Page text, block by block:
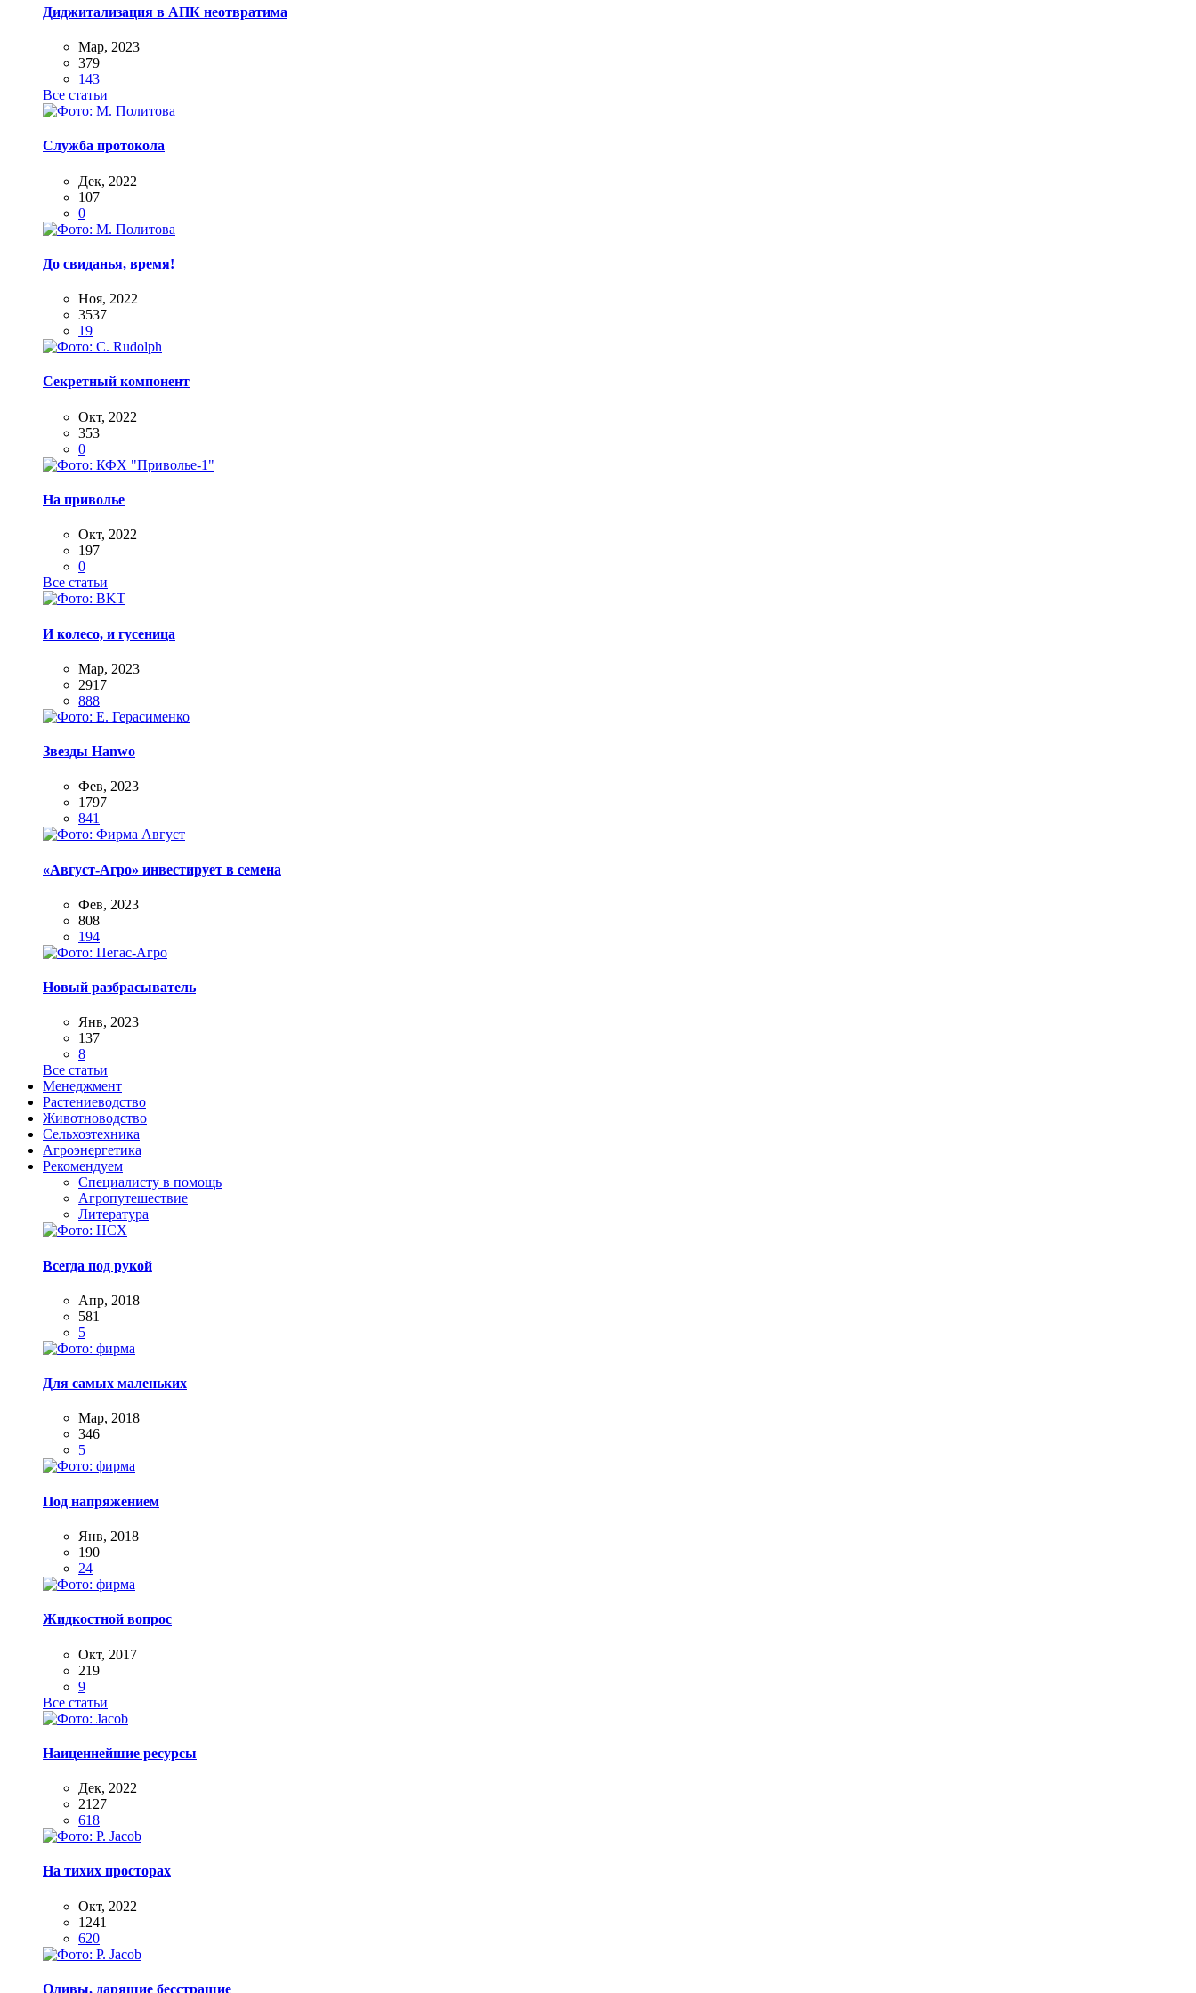
Диджитализация в АПК неотвратима
Мар, 2023
379
143
Все статьи
Служба протокола
Дек, 2022
107
0
До свиданья, время!
Ноя, 2022
3537
19
Секретный компонент
Окт, 2022
353
0
На приволье
Окт, 2022
197
0
Все статьи
И колесо, и гусеница
Мар, 2023
2917
888
Звезды Hanwo
Фев, 2023
1797
841
«Август-Агро» инвестирует в семена
Фев, 2023
808
194
Новый разбрасыватель
Янв, 2023
137
8
Все статьи
Менеджмент
Растениеводство
Животноводство
Сельхозтехника
Агроэнергетика
Рекомендуем
Специалисту в помощь
Агропутешествие
Литература
Всегда под рукой
Апр, 2018
581
5
Для самых маленьких
Мар, 2018
346
5
Под напряжением
Янв, 2018
190
24
Жидкостной вопрос
Окт, 2017
219
9
Все статьи
Наиценнейшие ресурсы
Дек, 2022
2127
618
На тихих просторах
Окт, 2022
1241
620
Оливы, дарящие бесстрашие